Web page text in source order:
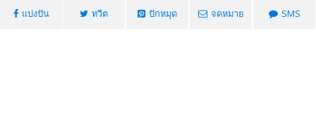
แบ่งปัน ทวีต ปักหมุด จดหมาย SMS